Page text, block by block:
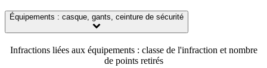
Équipements : casque, gants, ceinture de sécurité
Infractions liées aux équipements : classe de l'infraction et nombre
de points retirés